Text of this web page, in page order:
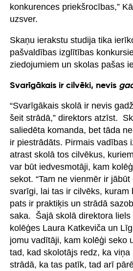
konkurences priekšrocības,”
uzsver.
Skaņu ierakstu studija tika
pašvaldības izglītības
ziedojumiem un skolas pašas
Svarīgākais ir cilvēki, nevis
“Svarīgākais skolā ir nevis
šeit strādā,” direktors atzīst.
saliedēta komanda, bet tāda
ir piestrādāts. Pirmais vadības
atrast skolā tos cilvēkus,
var būt iedvesmotāji, kam
sekot. “Tam ne vienmēr ir
svarīgi, lai tas ir cilvēks, kuram
pats ir praktiķis un strādā
saka. Šajā skolā direktora
kolēģes Laura Katkeviča un
jomu vadītāji, kam kolēģi seko
tad, kad skolotājs redz, ka
strādā, ka tas patīk, tad arī